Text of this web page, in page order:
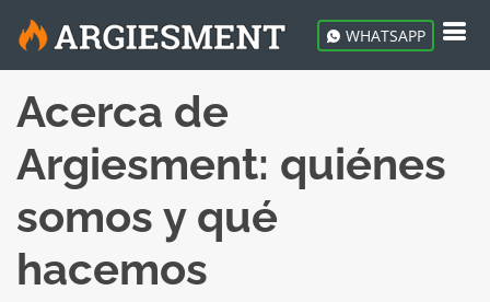
WHATSAPP
Acerca de
Argiesment: quiénes
somos y qué
hacemos